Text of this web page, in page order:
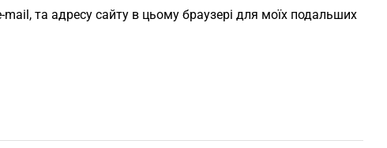
mail, та адресу сайту в цьому браузері для моїх подальших